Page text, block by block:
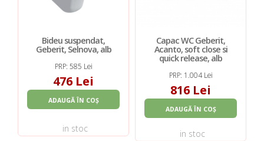
Bideu suspendat,
Geberit, Selnova, alb
PRP: 585 Lei
476 Lei
ADAUGĂ ÎN COȘ
in stoc
Capac WC Geberit,
Acanto, soft close si
quick release, alb
PRP: 1.004 Lei
816 Lei
ADAUGĂ ÎN COȘ
in stoc